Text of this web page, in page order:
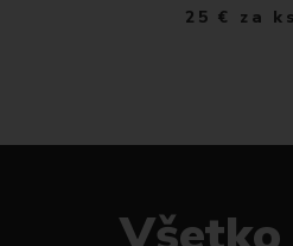
25 € za ks